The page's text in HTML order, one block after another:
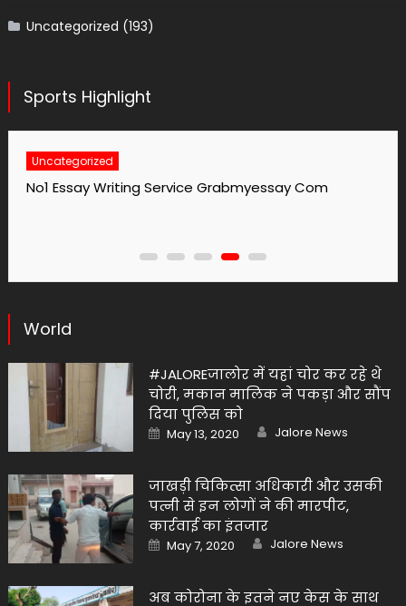
Uncategorized (193)
Sports Highlight
Uncategorized
No1 Essay Writing Service Grabmyessay Com
World
#JALOREजालोर में यहां चोर कर रहे थे
चोरी, मकान मालिक ने पकड़ा और सौंप
दिया पुलिस को
Posted
on
May 13, 2020 Author
Jalore News
जाखड़ी चिकित्सा अधिकारी और उसकी
पत्नी से इन लोगों ने की मारपीट,
कार्रवाई का इंतजार
Posted
on
May 7, 2020 Author
Jalore News
अब कोरोना के इतने नए केस के साथ